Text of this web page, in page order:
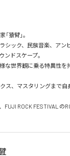
ンドスケープ。
ROCK FESTIVAL の